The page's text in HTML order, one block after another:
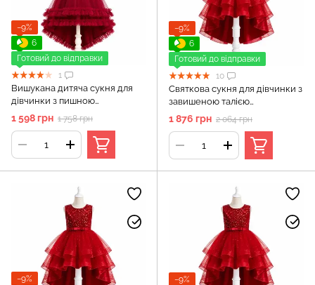
−9%
6
Готовий до відправки
1
Вишукана дитяча сукня для
дівчинки з пишною
спідницею, Червоний, 140 см,
9-10 років
1 598 грн 1 758 грн
−9%
6
Готовий до відправки
10
Святкова сукня для дівчинки з
завишеною талією
прикрашена паєтками,
Бордовий, 130 см
1 876 грн 2 064 грн
−9%
−9%